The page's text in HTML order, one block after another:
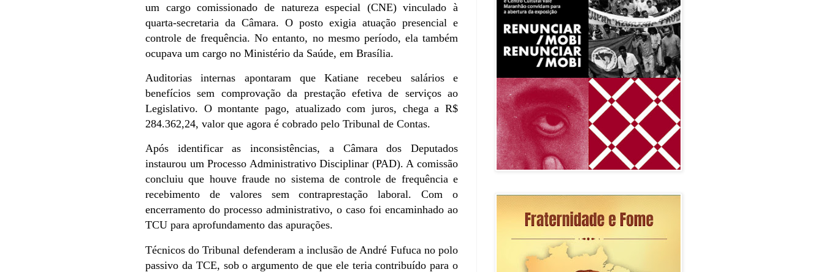
um cargo comissionado de natureza especial (CNE) vinculado à
quarta-secretaria da Câmara. O posto exigia atuação presencial e
controle de frequência. No entanto, no mesmo período, ela também
ocupava um cargo no Ministério da Saúde, em Brasília.
Auditorias internas apontaram que Katiane recebeu salários e
benefícios sem comprovação da prestação efetiva de serviços ao
Legislativo. O montante pago, atualizado com juros, chega a R$
284.362,24, valor que agora é cobrado pelo Tribunal de Contas.
Após identificar as inconsistências, a Câmara dos Deputados
instaurou um Processo Administrativo Disciplinar (PAD). A comissão
concluiu que houve fraude no sistema de controle de frequência e
recebimento de valores sem contraprestação laboral. Com o
encerramento do processo administrativo, o caso foi encaminhado ao
TCU para aprofundamento das apurações.
Técnicos do Tribunal defenderam a inclusão de André Fufuca no polo
passivo da TCE, sob o argumento de que ele teria contribuído para o